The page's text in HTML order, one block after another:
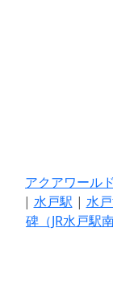
アクアワール
| 水戸駅| 水
碑（JR水戸駅南